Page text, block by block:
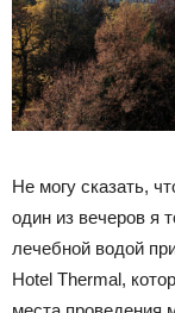
Не могу сказать,
один из вечеров я
лечебной водой
Hotel Thermal,